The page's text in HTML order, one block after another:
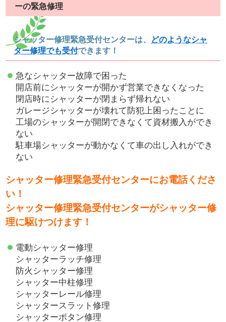
ーの緊急修理
シャッター修理緊急受付センターは、
どのようなシャ
ター修理でも受付できます！
急なシャッター故障で困った
開店前にシャッターが開かず営業できなくなった
閉店時にシャッターが閉まらず帰れない
ガレージシャッターが壊れて防犯上困ったことに
工場のシャッターが開閉できなくて資材搬入ができ
ない
駐車場シャッターが動かなくて車の出し入れができ
ない
シャッター修理緊急受付センターにお電話くださ
い！
シャッター修理緊急受付センターがシャッター修
理に駆けつけます！
電動シャッター修理
シャッターラッチ修理
防火シャッター修理
シャッター中柱修理
シャッターレール修理
シャッタースラット修理
シャッターボタン修理